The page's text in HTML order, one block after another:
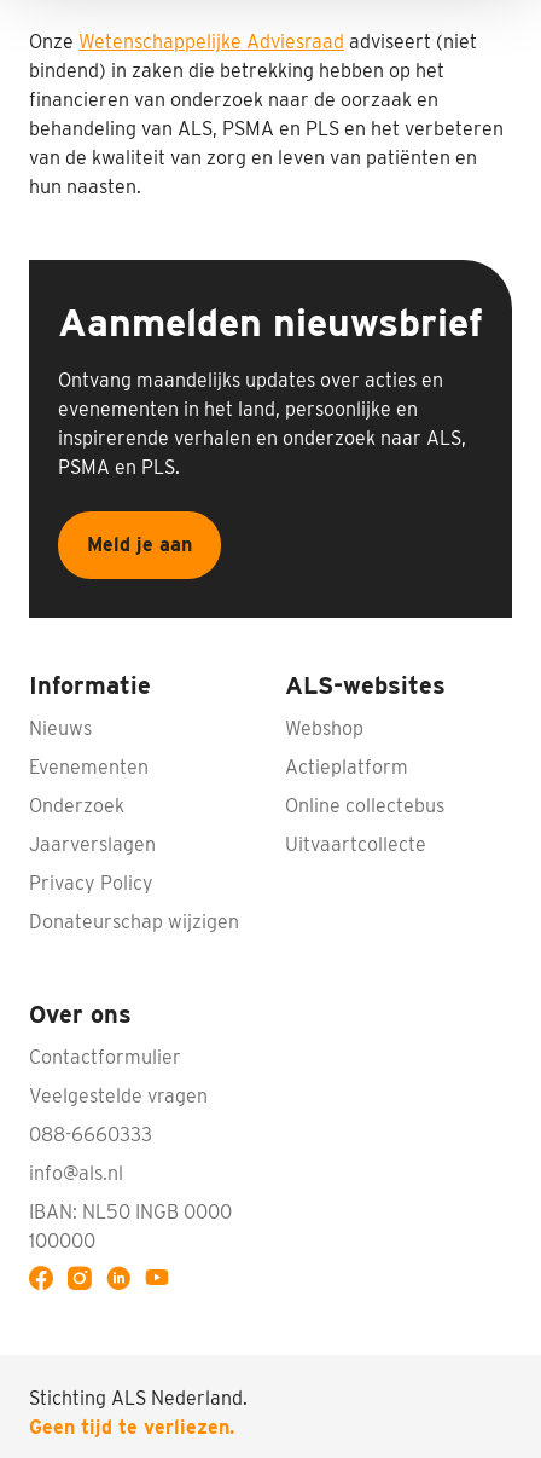
Doneren
Onze Wetenschappelijke Adviesraad adviseert (niet
bindend) in zaken die betrekking hebben op het
financieren van onderzoek naar de oorzaak en
behandeling van ALS, PSMA en PLS en het verbeteren
van de kwaliteit van zorg en leven van patiënten en
hun naasten.
Aanmelden nieuwsbrief
Ontvang maandelijks updates over acties en
evenementen in het land, persoonlijke en
inspirerende verhalen en onderzoek naar ALS,
PSMA en PLS.
Meld je aan
Informatie
Nieuws
Evenementen
Onderzoek
Jaarverslagen
Privacy Policy
Donateurschap wijzigen
ALS-websites
Webshop
Actieplatform
Online collectebus
Uitvaartcollecte
Over ons
Contactformulier
Veelgestelde vragen
088-6660333
info@als.nl
IBAN: NL50 INGB 0000
100000
Stichting ALS Nederland.
Geen tijd te verliezen.